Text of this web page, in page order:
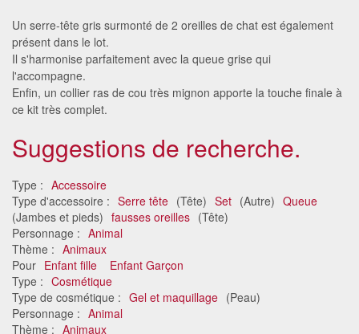
Un serre-tête gris surmonté de 2 oreilles de chat est également
présent dans le lot.
Il s'harmonise parfaitement avec la queue grise qui
l'accompagne.
Enfin, un collier ras de cou très mignon apporte la touche finale à
ce kit très complet.
Suggestions de recherche.
Type : Accessoire
Type d'accessoire : Serre tête (Tête) Set (Autre) Queue
(Jambes et pieds) fausses oreilles (Tête)
Personnage : Animal
Thème : Animaux
Pour Enfant fille
Enfant Garçon
Type : Cosmétique
Type de cosmétique : Gel et maquillage (Peau)
Personnage : Animal
Thème : Animaux